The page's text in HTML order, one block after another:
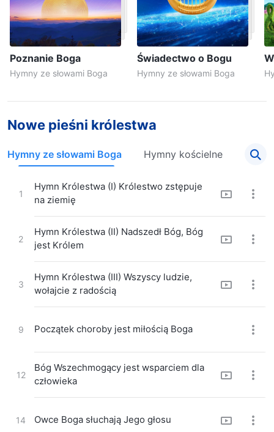
Poznanie Boga
Hymny ze słowami Boga
Świadectwo o Bogu
Hymny ze słowami Boga
Nowe pieśni królestwa
Hymny ze słowami Boga Hymny kościelne
1
Hymn Królestwa (I) Królestwo zstępuje
na ziemię
2
Hymn Królestwa (II) Nadszedł Bóg, Bóg
jest Królem
3
Hymn Królestwa (III) Wszyscy ludzie,
wołajcie z radością
9 Początek choroby jest miłością Boga
12
Bóg Wszechmogący jest wsparciem dla
człowieka
14 Owce Boga słuchają Jego głosu